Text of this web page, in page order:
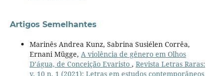
Artigos Semelhantes
Marinês Andrea Kunz, Sabrina Susiélen Corrêa,
Ernani Mügge, A violência de gênero em Olhos
D’água, de Conceição Evaristo , Revista Letras Raras:
v. 10 n. 1 (2021): Letras em estudos contemporâneos